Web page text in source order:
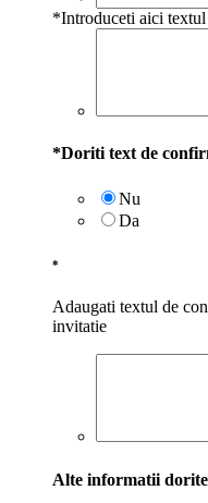
*Introduceti aici
*Doriti text de
Nu
Da
*
Adaugati textul de
invitatie
Alte informatii